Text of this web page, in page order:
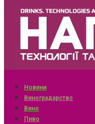
Новини
Виноградарство
Вино
Пиво